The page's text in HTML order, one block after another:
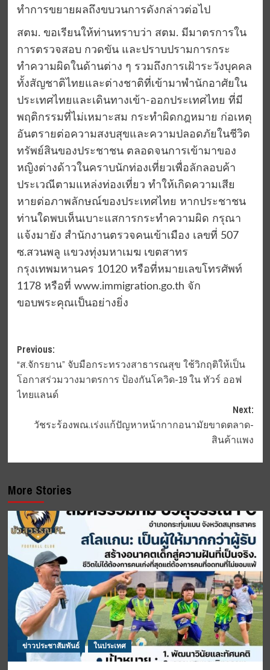
ทำการขยายผลถึงขบวนการดังกล่าวต่อไป
สตม. ขอเรียนให้ท่านทราบว่า สตม. มีมาตรการใน
การตรวจสอบ กวดขัน และปราบปรามการกระ
ทำความผิดในด้านต่าง ๆ รวมถึงการเฝ้าระวังบุคคล
ทั้งสัญชาติไทยและต่างชาติที่เข้ามาพำนักอาศัยใน
ประเทศไทยและเดินทางเข้า-ออกประเทศไทย ที่มี
พฤติกรรมที่ไม่เหมาะสม กระทำผิดกฎหมาย ก่อเหตุ
อันตรายต่อความสงบสุขและความปลอดภัยในชีวิต
ทรัพย์สินของประชาชน ตลอดจนการเข้ามาของ
หญิงต่างด้าวในคราบนักท่องเที่ยวเพื่อลักลอบค้า
ประเวณีตามแหล่งท่องเที่ยว ทำให้เกิดความเสีย
หายต่อภาพลักษณ์ของประเทศไทย หากประชาชน
ท่านใดพบเห็นเบาะแสการกระทำความผิด กรุณา
แจ้งมายัง สำนักงานตรวจคนเข้าเมือง เลขที่ 507
ซ.สวนพลู แขวงทุ่งมหาเมฆ เขตสาทร
กรุงเทพมหานคร 10120 หรือที่หมายเลขโทรศัพท์
1178 หรือที่ www.immigration.go.th จัก
ขอบพระคุณเป็นอย่างยิ่ง
Post
navigation
Previous:
“ส.จักรยาน” จับมือกระทรวงสาธารณสุข ใช้วิกฤติให้เป็น
โอกาสร่วมวางมาตรการ ป้องกันโควิด-19 ใน ทัวร์ ออฟ
ไทยแลนด์
Next:
วัชระร้องพณ.เร่งแก้ปัญหาหน้ากากอนามัยขาดตลาด-
สินค้าแพง
More Stories
ข่าวประชาสัมพันธ์ ในประเทศ